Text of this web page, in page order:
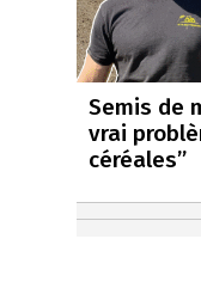
Semis de
vrai
céréales”